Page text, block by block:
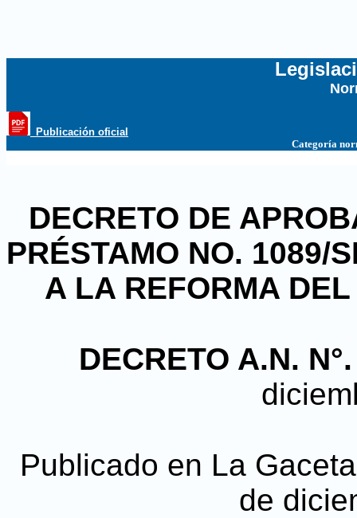
_Publicación oficial
Categoría
DECRETO DE
PRÉSTAMO NO. 1089/
A LA REFORMA
DECRETO A.N.
Publicado en La
de